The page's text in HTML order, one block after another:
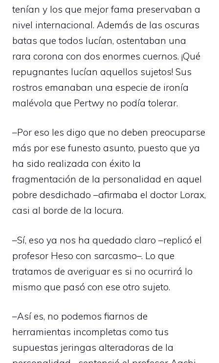
tenían y los que mejor fama preservaban a
nivel internacional. Además de las oscuras
batas que todos lucían, ostentaban una
rara corona con dos enormes cuernos. ¡Qué
repugnantes lucían aquellos sujetos! Sus
rostros emanaban una especie de ironía
malévola que Pertwy no podía tolerar.
–Por eso les digo que no deben preocuparse
más por ese funesto asunto, puesto que ya
ha sido realizada con éxito la
fragmentación de la personalidad en aquel
pobre desdichado –afirmaba el doctor Lorax,
casi al borde de la locura.
–Sí, eso ya nos ha quedado claro –replicó el
profesor Heso con sarcasmo–. Lo que
tratamos de averiguar es si no ocurrirá lo
mismo que pasó con ese otro sujeto.
–Así es, no podemos fiarnos de
herramientas incompletas como tus
supuestas jeringas alteradoras de la